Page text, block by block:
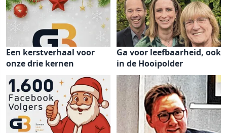
Een kerstverhaal voor
onze drie kernen
Ga voor leefbaarheid, ook
in de Hooipolder